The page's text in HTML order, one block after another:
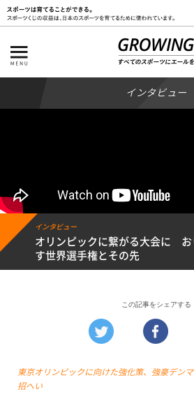
インタビュー
インタビュー
オリンピックに繋がる大会に お
す世界選手権とその先
この記事をシェアする
東京オリンピックに向けた強化策、強豪デン
招へい